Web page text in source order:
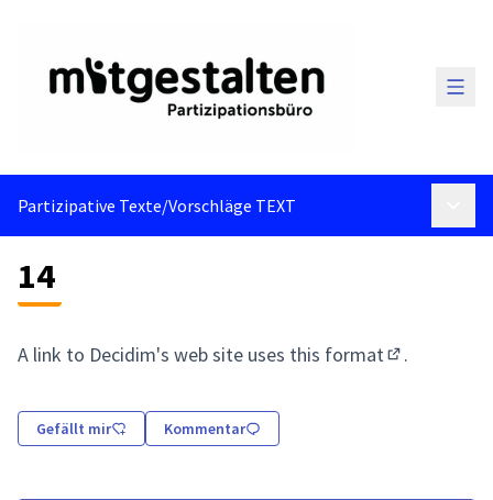
Partizipative Texte/Vorschläge TEXT
14
A link to Decidim's web site uses this format .
Gefällt mir Kommentar